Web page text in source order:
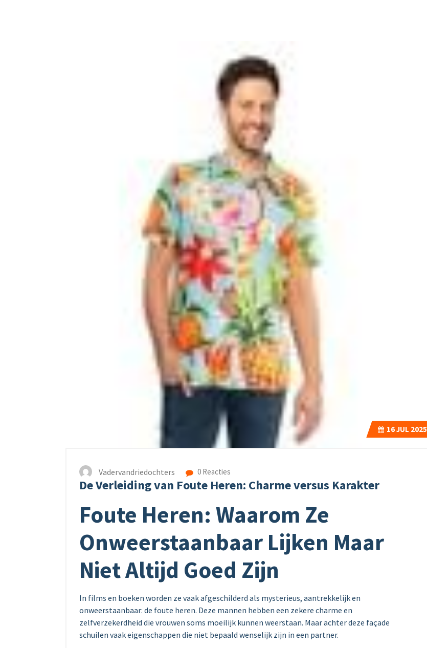
16JUL 2025
Vadervandriedochters 0 Reacties
De Verleiding van Foute Heren: Charme versus Karakter
Foute Heren: Waarom Ze
Onweerstaanbaar Lijken Maar
Niet Altijd Goed Zijn
In films en boeken worden ze vaak afgeschilderd als mysterieus, aantrekkelijk en
onweerstaanbaar: de foute heren. Deze mannen hebben een zekere charme en
zelfverzekerdheid die vrouwen soms moeilijk kunnen weerstaan. Maar achter deze façade
schuilen vaak eigenschappen die niet bepaald wenselijk zijn in een partner.